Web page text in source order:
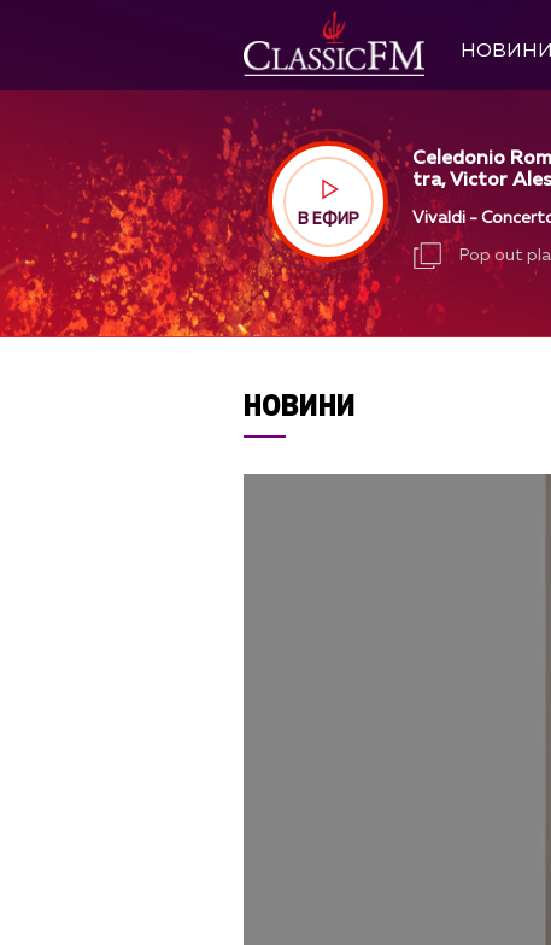
НОВИНИ
В ЕФИР
Celedonio
tra, Victor
Vivaldi -
Pop out
НОВИНИ